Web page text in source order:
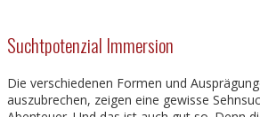
Suchtpotenzial Immersion
Die verschiedenen Formen und
auszubrechen, zeigen eine gewisse